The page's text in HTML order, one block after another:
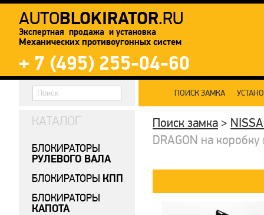
AUTOBLOKIRATOR.RU
Экспертная продажа и установка
Механических противоугонных систем
+ 7 (495) 255-04-60
ПОИСК ЗАМКА
Поиск замка >
DRAGON на
КАТАЛОГ
БЛОКИРАТОРЫ
РУЛЕВОГО ВАЛА
БЛОКИРАТОРЫ КПП
БЛОКИРАТОРЫ
КАПОТА